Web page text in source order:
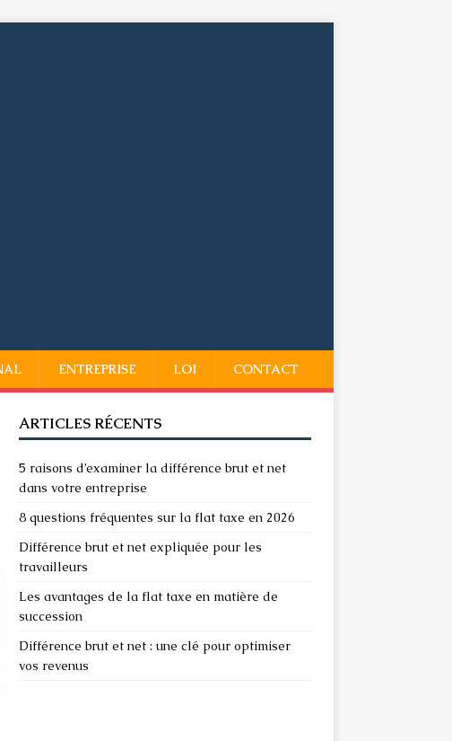
ENTREPRISE LOI CONTACT
ARTICLES RÉCENTS
5 raisons d’examiner la différence brut et net
dans votre entreprise
8 questions fréquentes sur la flat taxe en 2026
Différence brut et net expliquée pour les
travailleurs
Les avantages de la flat taxe en matière de
succession
Différence brut et net : une clé pour optimiser
vos revenus